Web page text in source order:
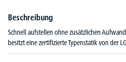
Beschreibung
Schnell aufstellen ohne zusätzlichen
besitzt eine zertifizierte Typenstatik von der